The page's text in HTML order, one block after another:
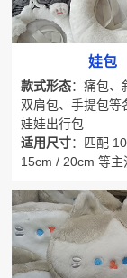
娃包
款式形态：痛包、
双肩包、手提包等
娃娃出行包
适用尺寸：匹配
15cm / 20cm 等主